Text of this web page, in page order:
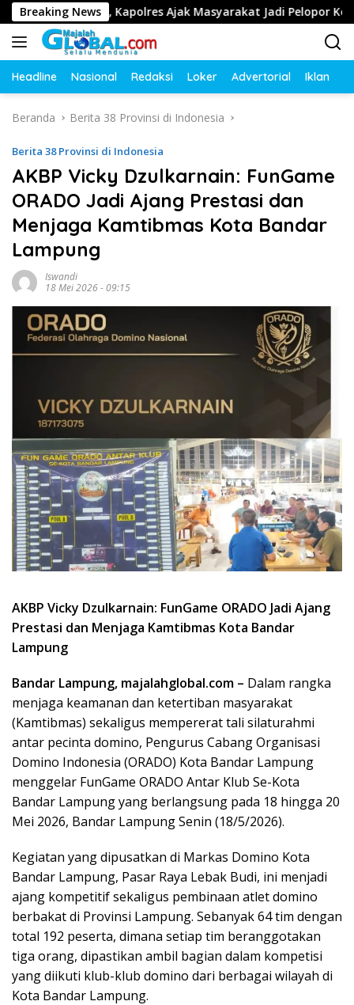
Langsung
ke
konten
Breaking News
Lintas, Kapolres Ajak Masyarakat Jadi Pelopor Keselamatan
Headline Nasional Redaksi Loker Advertorial Iklan
Beranda Berita 38 Provinsi di Indonesia
Berita 38 Provinsi di Indonesia
AKBP Vicky Dzulkarnain: FunGame
ORADO Jadi Ajang Prestasi dan
Menjaga Kamtibmas Kota Bandar
Lampung
Iswandi
18 Mei 2026 - 09:15
AKBP Vicky Dzulkarnain: FunGame ORADO Jadi Ajang
Prestasi dan Menjaga Kamtibmas Kota Bandar
Lampung
Bandar Lampung, majalahglobal.com – Dalam rangka
menjaga keamanan dan ketertiban masyarakat
(Kamtibmas) sekaligus mempererat tali silaturahmi
antar pecinta domino, Pengurus Cabang Organisasi
Domino Indonesia (ORADO) Kota Bandar Lampung
menggelar FunGame ORADO Antar Klub Se-Kota
Bandar Lampung yang berlangsung pada 18 hingga 20
Mei 2026, Bandar Lampung Senin (18/5/2026).
Kegiatan yang dipusatkan di Markas Domino Kota
Bandar Lampung, Pasar Raya Lebak Budi, ini menjadi
ajang kompetitif sekaligus pembinaan atlet domino
berbakat di Provinsi Lampung. Sebanyak 64 tim dengan
total 192 peserta, dimana setiap tim beranggotakan
tiga orang, dipastikan ambil bagian dalam kompetisi
yang diikuti klub-klub domino dari berbagai wilayah di
Kota Bandar Lampung.